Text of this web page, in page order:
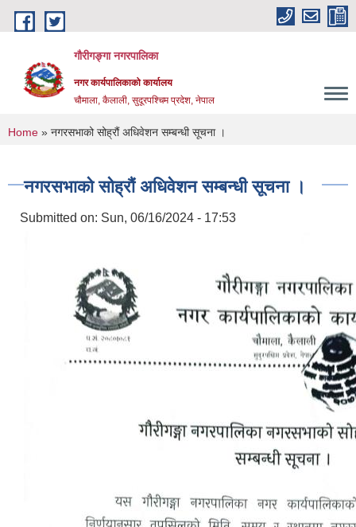
Skip to main content
गौरीगङ्गा नगरपालिका
नगर कार्यपालिकाको कार्यालय
चौमाला, कैलाली, सुदूरपश्चिम प्रदेश, नेपाल
You are here
Home » नगरसभाको सोह्रौं अधिवेशन सम्बन्धी सूचना ।
नगरसभाको सोह्रौं अधिवेशन सम्बन्धी सूचना ।
Submitted on: Sun, 06/16/2024 - 17:53